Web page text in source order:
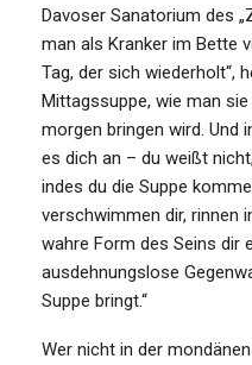
Davoser Sanatorium des
man als Kranker im Bette
Tag, der sich wiederholt“,
Mittagssuppe, wie man
morgen bringen wird. Und
es dich an – du weißt
indes du die Suppe
verschwimmen dir, rinnen
wahre Form des Seins dir
ausdehnungslose
Suppe bringt.“
Wer nicht in der